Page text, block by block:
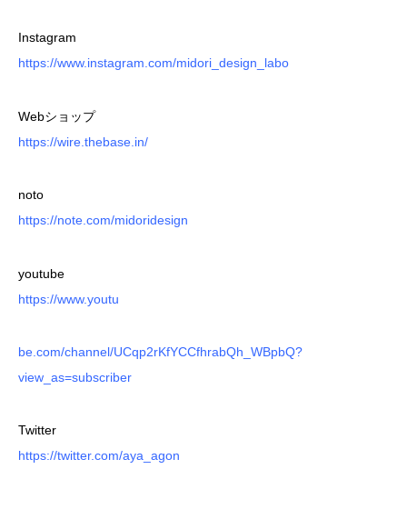
Instagram
https://www.instagram.com/midori_design_labo
Webショップ
https://wire.thebase.in/
noto
https://note.com/midoridesign
youtube
https://www.youtu
be.com/channel/UCqp2rKfYCCfhrabQh_WBpbQ?
view_as=subscriber
Twitter
https://twitter.com/aya_agon